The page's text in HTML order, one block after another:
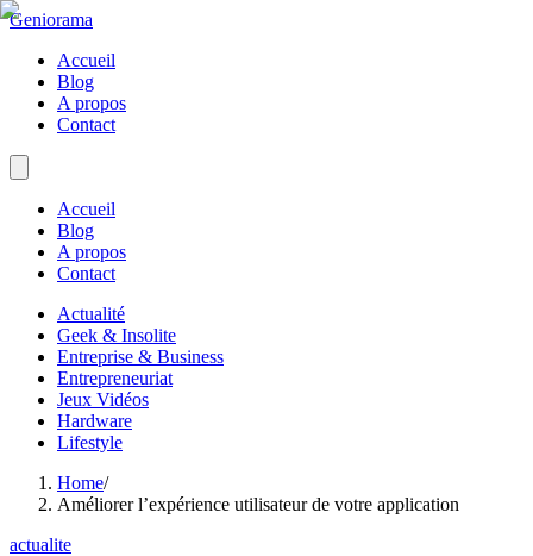
Geniorama
Accueil
Blog
A propos
Contact
Accueil
Blog
A propos
Contact
Actualité
Geek & Insolite
Entreprise & Business
Entrepreneuriat
Jeux Vidéos
Hardware
Lifestyle
Home/
Améliorer l’expérience utilisateur de votre application
actualite